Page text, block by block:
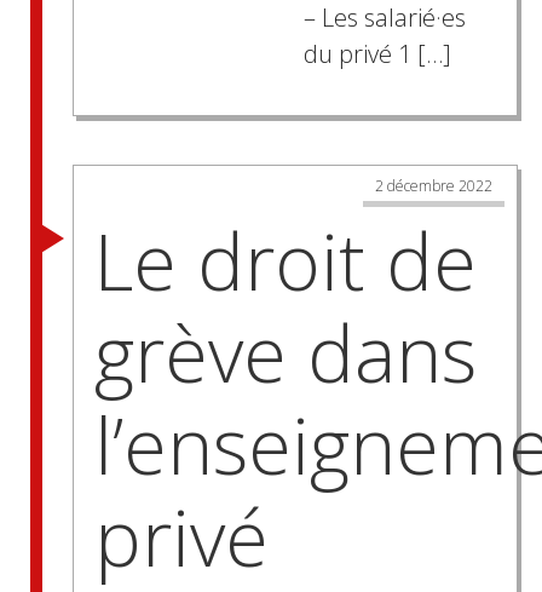
– Les salarié·es
du privé 1 […]
Posts
navigation
2 décembre 2022
Le droit de
grève dans
privé